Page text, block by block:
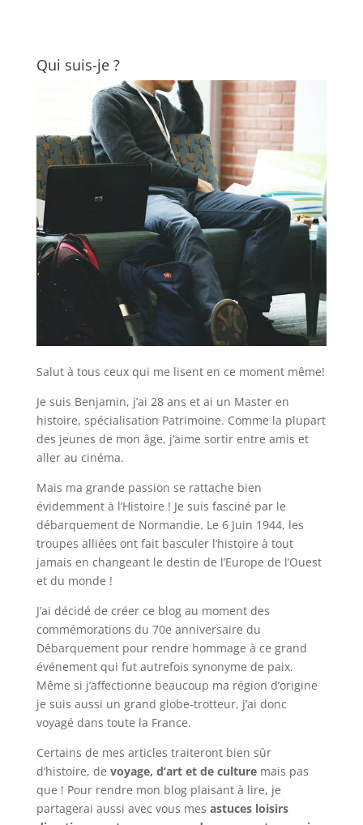
Qui suis-je ?
Salut à tous ceux qui me lisent en ce moment même!
Je suis Benjamin, j’ai 28 ans et ai un Master en
histoire, spécialisation Patrimoine. Comme la plupart
des jeunes de mon âge, j’aime sortir entre amis et
aller au cinéma.
Mais ma grande passion se rattache bien
évidemment à l’Histoire ! Je suis fasciné par le
débarquement de Normandie. Le 6 Juin 1944, les
troupes alliées ont fait basculer l’histoire à tout
jamais en changeant le destin de l’Europe de l’Ouest
et du monde !
J’ai décidé de créer ce blog au moment des
commémorations du 70e anniversaire du
Débarquement pour rendre hommage à ce grand
événement qui fut autrefois synonyme de paix.
Même si j’affectionne beaucoup ma région d’origine
je suis aussi un grand globe-trotteur, j’ai donc
voyagé dans toute la France.
Certains de mes articles traiteront bien sûr
d’histoire, de voyage, d’art et de culturemais pas
que ! Pour rendre mon blog plaisant à lire, je
partagerai aussi avec vous mes astuces loisirs